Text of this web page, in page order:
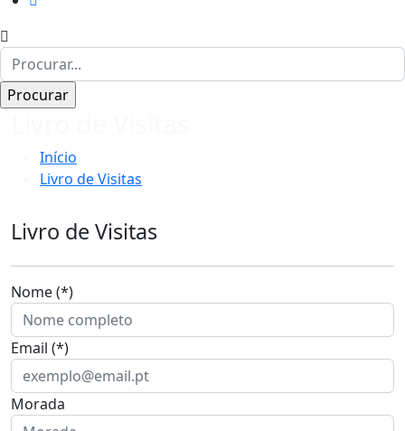
Início
Livro de Visitas
Livro de Visitas
Nome (*)
Email (*)
Morada